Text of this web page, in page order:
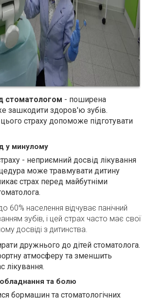
стоматологом - поширена
зашкодити здоров'ю зубів.
страху допоможе підготувати
у минулому
- неприємний досвід лікування
може травмувати дитину
страх перед майбутніми
60% населення відчуває панічний
зубів, і цей страх часто має свої
досвіді з дитинства.
дружнього до дітей стоматолога.
атмосферу та зменшить
лікування.
та болю
бормашин та стоматологічних